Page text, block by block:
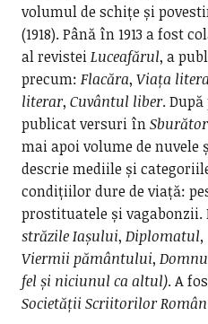
volumul de schițe și
(1918). Până în 1913 a fost
al revisteiLuceafărul, a
precum: Flacăra, Viața
literar, Cuvântul liber.
publicat versuri în
mai apoi volume de nuvele
descrie mediile și
condițiilor dure de viață:
prostituatele și vagabonzii.
străzile Iașului,
Viermii pământului,
fel și niciunul ca altul). A
Societății Scriitorilor